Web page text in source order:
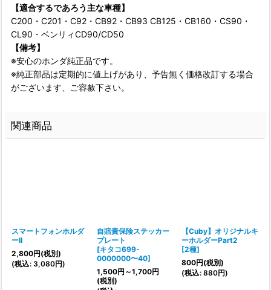
【適合するであろう主な車種】
C200・C201・C92・CB92・CB93 CB125・CB160・CS90・
CL90・ベンリィCD90/CD50
【備考】
※安心のホンダ純正品です。
※純正部品は定期的に値上げがあり、予告無く価格改訂する場合
がございます、ご容赦下さい。
関連商品
スマートフォンホルダ
ーII
2,800円(税別)
(税込: 3,080円)
自賠責保険ステッカー
プレート
[キタコ699-
0000000〜40]
1,500円 ～1,700円
(税別)
【Cuby】オリジナルキ
ーホルダーPart2
[2種]
800円(税別)
(税込: 880円)